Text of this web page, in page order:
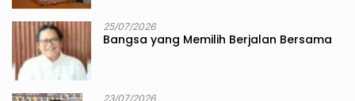
25/07/2026
Bangsa yang Memilih Berjalan Bersama
23/07/2026